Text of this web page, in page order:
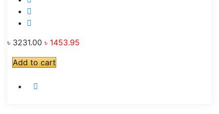
৳ 3231.00 ৳ 1453.95
Add to cart